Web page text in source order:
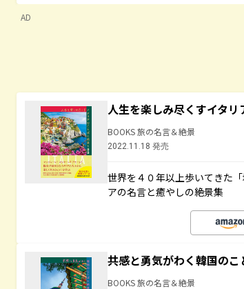
AD
人生を楽しみ尽くすイタ
BOOKS 旅の名言＆絶景
2022.11.18 発売
世界を４０年以上歩いてきた
アの名言と癒やしの絶景集
共感と勇気がわく韓国のこ
BOOKS 旅の名言＆絶景